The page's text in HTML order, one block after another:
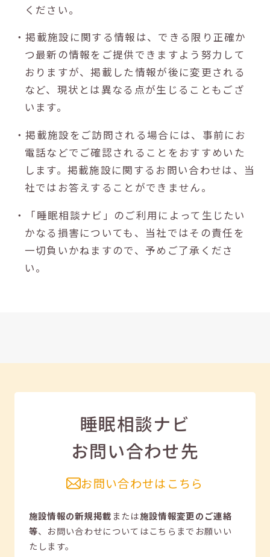
ください。
・掲載施設に関する情報は、できる限り正確か
つ最新の情報をご提供できますよう努力して
おりますが、掲載した情報が後に変更される
など、現状とは異なる点が生じることもござ
います。
・掲載施設をご訪問される場合には、事前にお
電話などでご確認されることをおすすめいた
します。掲載施設に関するお問い合わせは、当
社ではお答えすることができません。
・「睡眠相談ナビ」のご利用によって生じたい
かなる損害についても、当社ではその責任を
一切負いかねますので、予めご了承くださ
い。
睡眠相談ナビ
お問い合わせ先
お問い合わせはこちら
施設情報の新規掲載または施設情報変更のご連絡
等、 お問い合わせについてはこちらまでお願いい
たします。